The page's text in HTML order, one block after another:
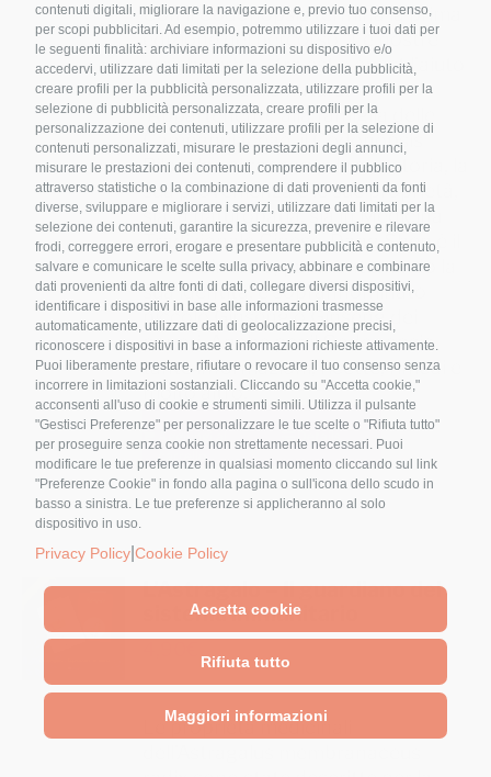
contenuti digitali, migliorare la navigazione e, previo tuo consenso,
per scopi pubblicitari. Ad esempio, potremmo utilizzare i tuoi dati per
le seguenti finalità: archiviare informazioni su dispositivo e/o
accedervi, utilizzare dati limitati per la selezione della pubblicità,
creare profili per la pubblicità personalizzata, utilizzare profili per la
selezione di pubblicità personalizzata, creare profili per la
personalizzazione dei contenuti, utilizzare profili per la selezione di
contenuti personalizzati, misurare le prestazioni degli annunci,
misurare le prestazioni dei contenuti, comprendere il pubblico
attraverso statistiche o la combinazione di dati provenienti da fonti
diverse, sviluppare e migliorare i servizi, utilizzare dati limitati per la
selezione dei contenuti, garantire la sicurezza, prevenire e rilevare
frodi, correggere errori, erogare e presentare pubblicità e contenuto,
salvare e comunicare le scelte sulla privacy, abbinare e combinare
dati provenienti da altre fonti di dati, collegare diversi dispositivi,
identificare i dispositivi in base alle informazioni trasmesse
automaticamente, utilizzare dati di geolocalizzazione precisi,
riconoscere i dispositivi in base a informazioni richieste attivamente.
Puoi liberamente prestare, rifiutare o revocare il tuo consenso senza
incorrere in limitazioni sostanziali. Cliccando su "Accetta cookie,"
acconsenti all'uso di cookie e strumenti simili. Utilizza il pulsante
"Gestisci Preferenze" per personalizzare le tue scelte o "Rifiuta tutto"
per proseguire senza cookie non strettamente necessari. Puoi
modificare le tue preferenze in qualsiasi momento cliccando sul link
"Preferenze Cookie" in fondo alla pagina o sull'icona dello scudo in
basso a sinistra. Le tue preferenze si applicheranno al solo
dispositivo in uso.
Privacy Policy Cookie Policy
Accetta cookie
Rifiuta tutto
Maggiori informazioni
Con il Codonopsis termina la prima
edizione del percorso “Le nostre
amiche erbe – tra est e ovest l’aiuto
che arriva dalla natura.
Appartenente alla famiglia delle
Campanulaceae, il Codonopsis
Pilosulae ci racconta la sua storia, la
sua provenienza e le sue proprietà,
sia in naturopatia, sia in Medicina
Tradizionale Cinese. Dang Shen è il
nome cinese e, pur mantenendo la
sua identità, è soprannominato
piccolo Ginseng o Ginseng dei
poveri. Anche per il Codonopsis
tante informazioni, ricette, rimedi e
molto altro.
Aggiungi al
carrello
Details
L’Astragalo – Il guardiano del
sistema immunitario
Le proprietà medicinali
Nome *
Email*
Cliccando sul tasto "Iscriviti" dichiari di
accettare, aver letto e compreso
sulla Privacy